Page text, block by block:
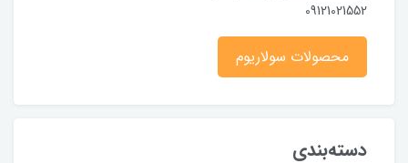
09121021552
محصولات سولاریوم
دسته‌بندی